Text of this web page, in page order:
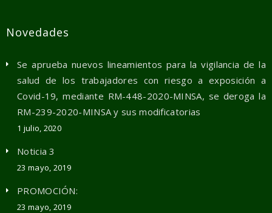
Novedades
Se aprueba nuevos lineamientos para la vigilancia de la
salud de los trabajadores con riesgo a exposición a
Covid-19, mediante RM-448-2020-MINSA, se deroga la
RM-239-2020-MINSA y sus modificatorias
1 julio, 2020
Noticia 3
23 mayo, 2019
PROMOCIÓN:
23 mayo, 2019